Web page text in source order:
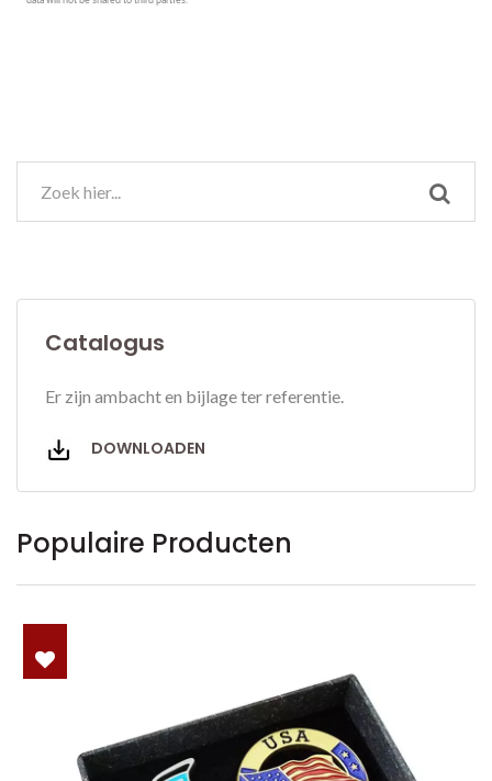
Catalogus
Er zijn ambacht en bijlage ter referentie.
DOWNLOADEN
Populaire Producten